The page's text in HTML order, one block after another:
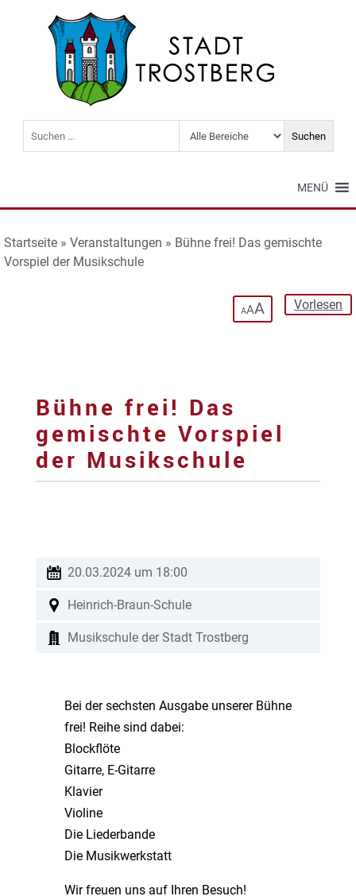
MENÜ
Startseite » Veranstaltungen » Bühne frei! Das gemischte
Vorspiel der Musikschule
Vorlesen
AAA
Bühne frei! Das
gemischte Vorspiel
der Musikschule
20.03.2024 um 18:00
Heinrich-Braun-Schule
Musikschule der Stadt Trostberg
Bei der sechsten Ausgabe unserer Bühne
frei! Reihe sind dabei:
Blockflöte
Gitarre, E-Gitarre
Klavier
Violine
Die Liederbande
Die Musikwerkstatt
Wir freuen uns auf Ihren Besuch!